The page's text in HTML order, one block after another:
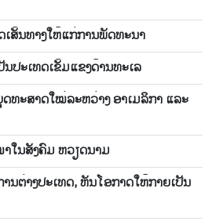
ເສັ້ນ​ທາງ​ໃຫ້​ແກ່​ການ​ພັດ​ທະ​ນາ
ປະເທດເຂັ້ມແຂງດ້ານທະເລ
ທະ​ສາດ​ໃໝ່​ລະ​ຫວ່າງ ອາ​ເມ​ລິ​ກາ ແລະ
ໃນ​ສັງ​ຄົມ ຫວຽດ​ນາມ
ນຕ່າງປະເທດ, ຫັນໂອກາດໃຫ້ກາຍເປັນ